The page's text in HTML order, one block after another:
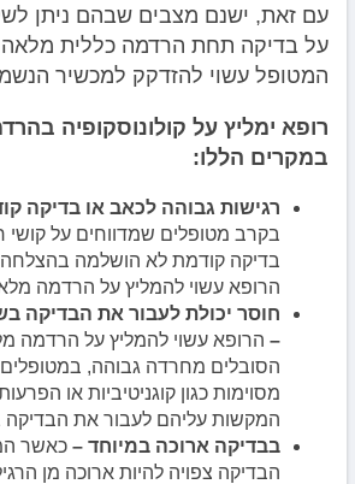
עם זאת, ישנם מצבים שבהם ניתן
על בדיקה תחת הרדמה כללית
המטופל עשוי להזדקק למכשיר
רופא ימליץ על קולונוסקופיה
במקרים הללו:
רגישות גבוהה לכאב או בדיקה
בקרב מטופלים שמדווחים על
בדיקה קודמת לא הושלמה
הרופא עשוי להמליץ על הרדמה
חוסר יכולת לעבור את הבדיקה
– הרופא עשוי להמליץ על הרדמה
הסובלים מחרדה גבוהה, במטופלים
מסוימות כגון קוגניטיביות או הפרעות
המקשות עליהם לעבור את הבדיקה
בבדיקה ארוכה במיוחד – כאשר
הבדיקה צפויה להיות ארוכה מן